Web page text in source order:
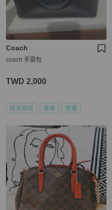
Coach
coach 手提包
TWD 2,000
狀況尚可 本地 免運